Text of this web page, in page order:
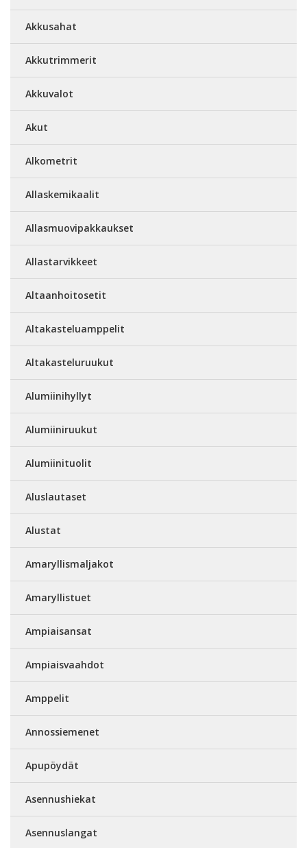
Akkusahat
Akkutrimmerit
Akkuvalot
Akut
Alkometrit
Allaskemikaalit
Allasmuovipakkaukset
Allastarvikkeet
Altaanhoitosetit
Altakasteluamppelit
Altakasteluruukut
Alumiinihyllyt
Alumiiniruukut
Alumiinituolit
Aluslautaset
Alustat
Amaryllismaljakot
Amaryllistuet
Ampiaisansat
Ampiaisvaahdot
Amppelit
Annossiemenet
Apupöydät
Asennushiekat
Asennuslangat